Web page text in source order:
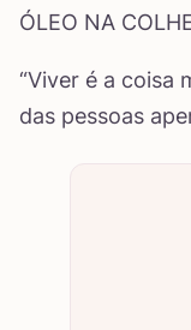
ÓLEO NA
“Viver é a coisa
das pessoas